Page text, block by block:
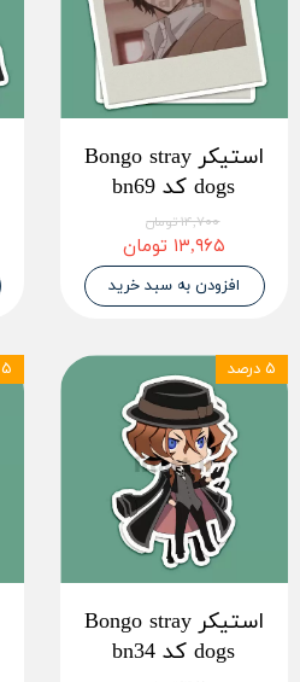
استیکر Bongo stray
dogs کد bn69
۱۴,۷۰۰ تومان
۱۳,۹۶۵ تومان
افزودن به سبد خرید
استیکر Bongo stray
dogs کد bn34
۵ درصد ۵ درصد